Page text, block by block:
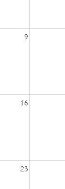
9
16
23